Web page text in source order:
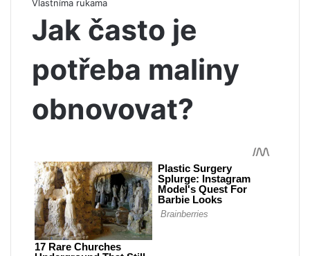
Vlastníma rukama
Jak často je
potřeba maliny
obnovovat?